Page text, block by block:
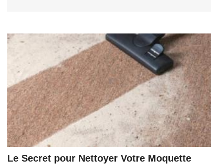
Le Secret pour Nettoyer Votre Moquette